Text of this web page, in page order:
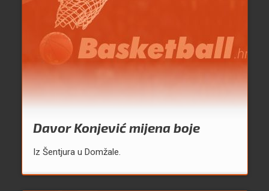
Davor Konjević mijena boje
Iz Šentjura u Domžale.